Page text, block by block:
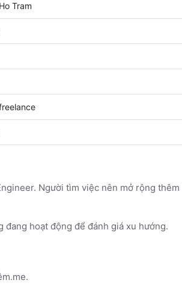
Tram
Người tìm việc nên mở rộng
hoạt động để đánh giá xu hướng.
.